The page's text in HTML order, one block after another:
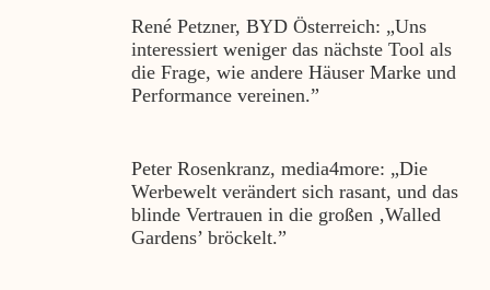
René Petzner, BYD Österreich: „Uns
interessiert weniger das nächste Tool als
die Frage, wie andere Häuser Marke und
Performance vereinen.”
Peter Rosenkranz, media4more: „Die
Werbewelt verändert sich rasant, und das
blinde Vertrauen in die großen ‚Walled
Gardens’ bröckelt.”